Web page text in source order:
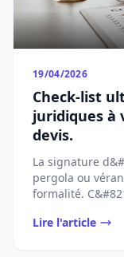
19/04/2026
Check-list
juridiques à
devis.
La signature
pergola ou
formalité.
Lire l'article